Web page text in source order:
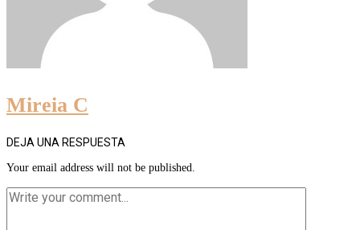
Mireia C
DEJA UNA RESPUESTA
Your email address will not be published.